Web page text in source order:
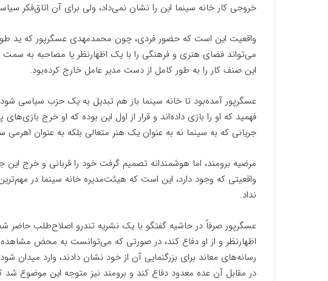
خروجی کار خانه سینما این را نشان نمی‌داد، ولی برای آن اتاق‌فکر
واقعیت این است که حضور فردی، چون محمد‌مهدی عسگرپور که ید
می‌تواند فضای هنری و فرهنگی را با یک اظهار‌نظر یا مصاحبه به
این صنف کار را به طور کامل از دست مدیر عامل خارج کرده‌بود.
عسگرپور آمده‌بود تا خانه سینما باز هم تبدیل به یک حزب سیاسی شود
فهمید که او را بازی داده‌اند و قرار از اول این بوده که او خرج
جریانی که به سینما نه به عنوان یک هنر متعالی بلکه به عنوان
مرضیه برومند، اما هوشمندانه تصمیم گرفت خود را قربانی و خرج این
واقعیتی که وجود دارد، این است که هیئت‌مدیره خانه سینما در
نداد.
عسگر‌پور صرفاً در حاشیه گفتگو با یک نشریه تندرو اصلاح‌طلب حاضر
اظهارنظر و از او دفاع کند، در صورتی که می‌توانست به محض مشاهده
رسانه‌های معاند برای بزرگنمایی آن از خود نشان دادند، وارد میدان
در مقابل آن عده معدود دفاع کند و برومند نیز متوجه این موضوع شد